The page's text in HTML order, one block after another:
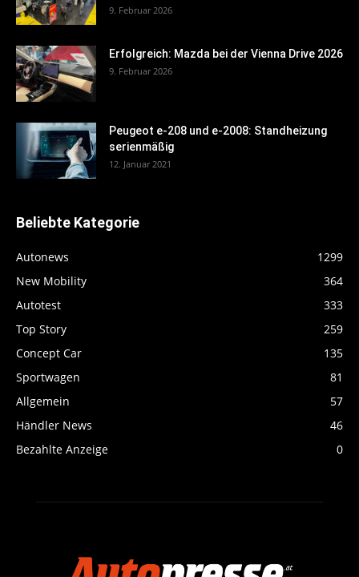
9. Februar 2026
Erfolgreich: Mazda bei der Vienna Drive 2026
9. Februar 2026
Peugeot e-208 und e-2008: Standheizung
serienmäßig
12. Januar 2021
Beliebte Kategorie
Autonews
1299
New Mobility
364
Autotest
333
Top Story
259
Concept Car
135
Sportwagen
81
Allgemein
57
Händler News
46
Bezahlte Anzeige
0